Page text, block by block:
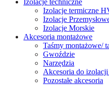
Izolacje techniczne
Izolacje termiczne
Izolacje
Izolacje Morskie
Akcesoria montażowe
Taśmy montażowe/
Gwoździe
Narzędzia
Akcesoria do
Pozostałe akcesoria